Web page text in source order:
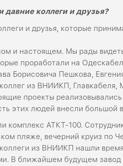
коллеги и друзья?
и друзья, которые
и настоящем. Мы рады
проработали на
Борисовича Пешкова,
из ВНИИКП,
проекты
этих людей внесли большой
комплекс АТКТ-100.
пляже, вечерний круиз по
из ВНИИКП нашли
В ближайшем будущем